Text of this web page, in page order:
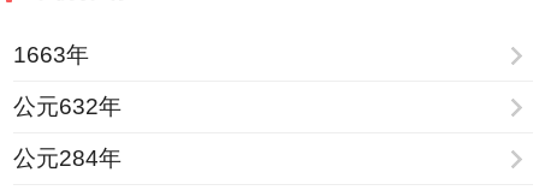
1663年
公元632年
公元284年